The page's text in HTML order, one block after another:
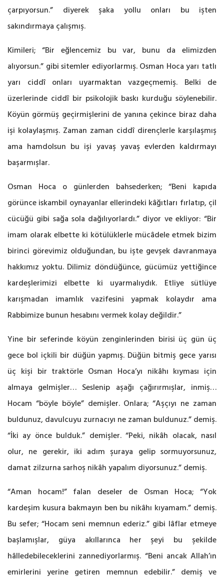
çarpıyorsun.” diyerek şaka yollu onları bu işten
sakındırmaya çalışmış.
Kimileri; “Bir eğlencemiz bu var, bunu da elimizden
alıyorsun.” gibi sitemler ediyorlarmış. Osman Hoca yarı tatlı
yarı ciddî onları uyarmaktan vazgeçmemiş. Belki de
üzerlerinde ciddî bir psikolojik baskı kurduğu söylenebilir.
Köyün görmüş geçirmişlerini de yanına çekince biraz daha
işi kolaylaşmış. Zaman zaman ciddî dirençlerle karşılaşmış
ama hamdolsun bu işi yavaş yavaş evlerden kaldırmayı
başarmışlar.
Osman Hoca o günlerden bahsederken; “Beni kapıda
görünce iskambil oynayanlar ellerindeki kâğıtları fırlatıp, çil
cücüğü gibi sağa sola dağılıyorlardı.” diyor ve ekliyor: “Bir
imam olarak elbette ki kötülüklerle mücâdele etmek bizim
birinci görevimiz olduğundan, bu işte gevşek davranmaya
hakkımız yoktu. Dilimiz döndüğünce, gücümüz yettiğince
kardeşlerimizi elbette ki uyarmalıydık. Etliye sütlüye
karışmadan imamlık vazifesini yapmak kolaydır ama
Rabbimize bunun hesabını vermek kolay değildir.”
Yine bir seferinde köyün zenginlerinden birisi üç gün üç
gece bol içkili bir düğün yapmış. Düğün bitmiş gece yarısı
üç kişi bir traktörle Osman Hoca’yı nikâhı kıyması için
almaya gelmişler… Seslenip aşağı çağırırmışlar, inmiş…
Hocam “böyle böyle” demişler. Onlara; “Aşçıyı ne zaman
buldunuz, davulcuyu zurnacıyı ne zaman buldunuz.” demiş.
“İki ay önce bulduk.” demişler. “Peki, nikâh olacak, nasıl
olur, ne gerekir, iki adım şuraya gelip sormuyorsunuz,
damat zilzurna sarhoş nikâh yapalım diyorsunuz.” demiş.
“Aman hocam!” falan deseler de Osman Hoca; “Yok
kardeşim kusura bakmayın ben bu nikâhı kıyamam.” demiş.
Bu sefer; “Hocam seni memnun ederiz.” gibi lâflar etmeye
başlamışlar, güya akıllarınca her şeyi bu şekilde
hâlledebileceklerini zannediyorlarmış. “Beni ancak Allah’ın
emirlerini yerine getiren memnun edebilir.” demiş ve